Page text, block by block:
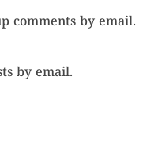
comments by email.
by email.